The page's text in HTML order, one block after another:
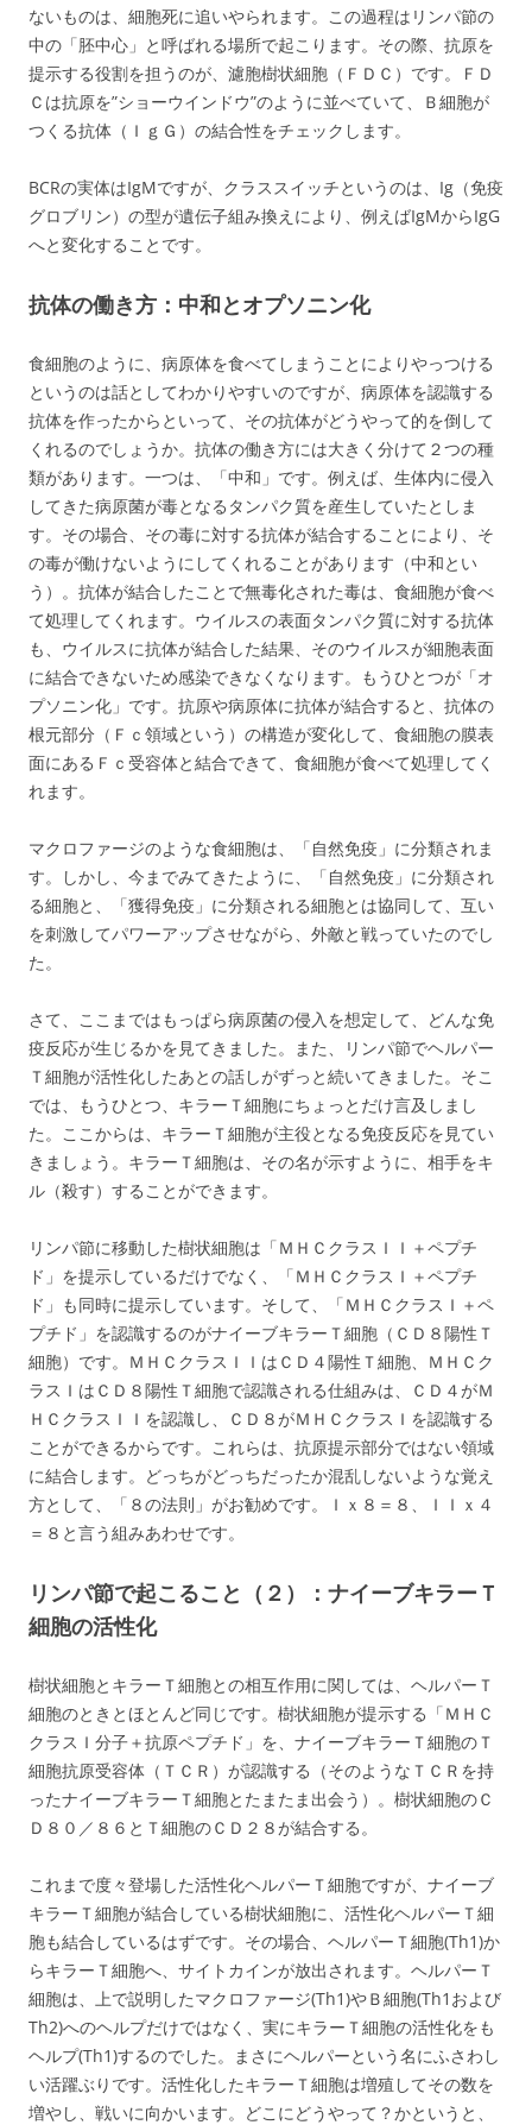
ないものは、細胞死に追いやられます。この過程はリンパ節の
中の「胚中心」と呼ばれる場所で起こります。その際、抗原を
提示する役割を担うのが、濾胞樹状細胞（ＦＤＣ）です。ＦＤ
Ｃは抗原を”ショーウインドウ”のように並べていて、Ｂ細胞が
つくる抗体（ＩｇＧ）の結合性をチェックします。
BCRの実体はIgMですが、クラススイッチというのは、Ig（免疫
グロブリン）の型が遺伝子組み換えにより、例えばIgMからIgG
へと変化することです。
抗体の働き方：中和とオプソニン化
食細胞のように、病原体を食べてしまうことによりやっつける
というのは話としてわかりやすいのですが、病原体を認識する
抗体を作ったからといって、その抗体がどうやって的を倒して
くれるのでしょうか。抗体の働き方には大きく分けて２つの種
類があります。一つは、「中和」です。例えば、生体内に侵入
してきた病原菌が毒となるタンパク質を産生していたとしま
す。その場合、その毒に対する抗体が結合することにより、そ
の毒が働けないようにしてくれることがあります（中和とい
う）。抗体が結合したことで無毒化された毒は、食細胞が食べ
て処理してくれます。ウイルスの表面タンパク質に対する抗体
も、ウイルスに抗体が結合した結果、そのウイルスが細胞表面
に結合できないため感染できなくなります。もうひとつが「オ
プソニン化」です。抗原や病原体に抗体が結合すると、抗体の
根元部分（Ｆｃ領域という）の構造が変化して、食細胞の膜表
面にあるＦｃ受容体と結合できて、食細胞が食べて処理してく
れます。
マクロファージのような食細胞は、「自然免疫」に分類されま
す。しかし、今までみてきたように、「自然免疫」に分類され
る細胞と、「獲得免疫」に分類される細胞とは協同して、互い
を刺激してパワーアップさせながら、外敵と戦っていたのでし
た。
さて、ここまではもっぱら病原菌の侵入を想定して、どんな免
疫反応が生じるかを見てきました。また、リンパ節でヘルパー
Ｔ細胞が活性化したあとの話しがずっと続いてきました。そこ
では、もうひとつ、キラーＴ細胞にちょっとだけ言及しまし
た。ここからは、キラーＴ細胞が主役となる免疫反応を見てい
きましょう。キラーＴ細胞は、その名が示すように、相手をキ
ル（殺す）することができます。
リンパ節に移動した樹状細胞は「ＭＨＣクラスＩＩ＋ペプチ
ド」を提示しているだけでなく、「ＭＨＣクラスＩ＋ペプチ
ド」も同時に提示しています。そして、「ＭＨＣクラスＩ＋ペ
プチド」を認識するのがナイーブキラーＴ細胞（ＣＤ８陽性Ｔ
細胞）です。ＭＨＣクラスＩＩはＣＤ４陽性Ｔ細胞、ＭＨＣク
ラスＩはＣＤ８陽性Ｔ細胞で認識される仕組みは、ＣＤ４がＭ
ＨＣクラスＩＩを認識し、ＣＤ８がＭＨＣクラスＩを認識する
ことができるからです。これらは、抗原提示部分ではない領域
に結合します。どっちがどっちだったか混乱しないような覚え
方として、「８の法則」がお勧めです。Ｉｘ８＝８、ＩＩｘ４
＝８と言う組みあわせです。
リンパ節で起こること（２）：ナイーブキラーＴ
細胞の活性化
樹状細胞とキラーＴ細胞との相互作用に関しては、ヘルパーＴ
細胞のときとほとんど同じです。樹状細胞が提示する「ＭＨＣ
クラスＩ分子＋抗原ペプチド」を、ナイーブキラーＴ細胞のＴ
細胞抗原受容体（ＴＣＲ）が認識する（そのようなＴＣＲを持
ったナイーブキラーＴ細胞とたまたま出会う）。樹状細胞のＣ
Ｄ８０／８６とＴ細胞のＣＤ２８が結合する。
これまで度々登場した活性化ヘルパーＴ細胞ですが、ナイーブ
キラーＴ細胞が結合している樹状細胞に、活性化ヘルパーＴ細
胞も結合しているはずです。その場合、ヘルパーＴ細胞(Th1)か
らキラーＴ細胞へ、サイトカインが放出されます。ヘルパーＴ
細胞は、上で説明したマクロファージ(Th1)やＢ細胞(Th1および
Th2)へのヘルプだけではなく、実にキラーＴ細胞の活性化をも
ヘルプ(Th1)するのでした。まさにヘルパーという名にふさわし
い活躍ぶりです。活性化したキラーＴ細胞は増殖してその数を
増やし、戦いに向かいます。どこにどうやって？かというと、